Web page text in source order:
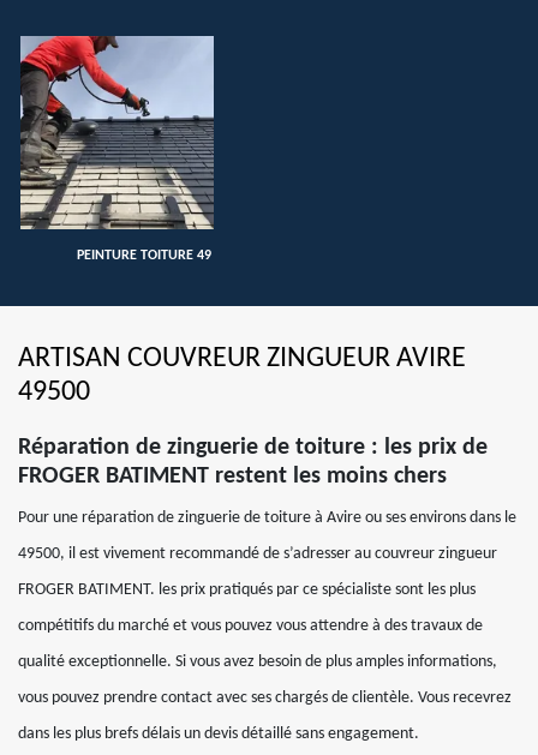
PEINTURE TOITURE 49
ARTISAN COUVREUR ZINGUEUR AVIRE
49500
Réparation de zinguerie de toiture : les prix de
FROGER BATIMENT restent les moins chers
Pour une réparation de zinguerie de toiture à Avire ou ses environs dans le
49500, il est vivement recommandé de s’adresser au couvreur zingueur
FROGER BATIMENT. les prix pratiqués par ce spécialiste sont les plus
compétitifs du marché et vous pouvez vous attendre à des travaux de
qualité exceptionnelle. Si vous avez besoin de plus amples informations,
vous pouvez prendre contact avec ses chargés de clientèle. Vous recevrez
dans les plus brefs délais un devis détaillé sans engagement.